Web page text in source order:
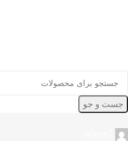
جست و جو